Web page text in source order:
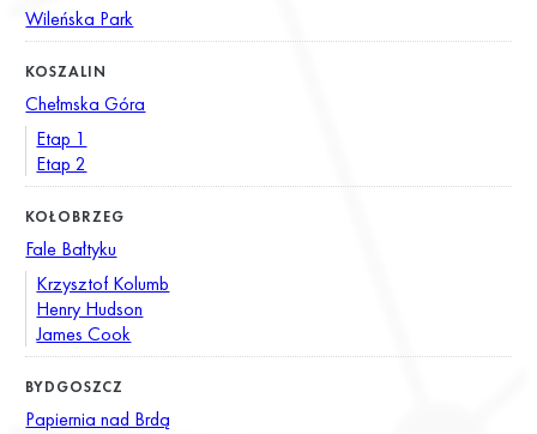
Wileńska Park
KOSZALIN
Chełmska Góra
Etap 1
Etap 2
KOŁOBRZEG
Fale Bałtyku
Krzysztof Kolumb
Henry Hudson
James Cook
BYDGOSZCZ
Papiernia nad Brdą